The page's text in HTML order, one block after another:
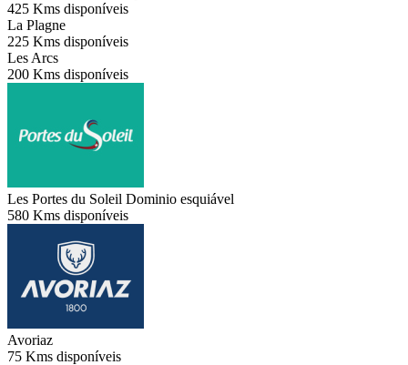
425 Kms disponíveis
La Plagne
225 Kms disponíveis
Les Arcs
200 Kms disponíveis
Les Portes du Soleil Dominio esquiável
580 Kms disponíveis
Avoriaz
75 Kms disponíveis